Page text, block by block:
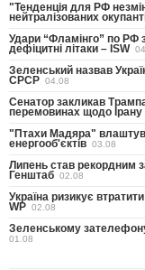
"Тенденція для РФ
нейтралізованих
Удари “Фламінго” по РФ
дефіцитні літаки – ISW
Зеленський назвав
СРСР 04.08
Сенатор закликав
перемовинах щодо Ірану
"Птахи Мадяра"
енергооб'єктів 03.08
Липень став рекордним
Генштаб 02.08
Україна ризикує
WP 02.08
Зеленському
01.08